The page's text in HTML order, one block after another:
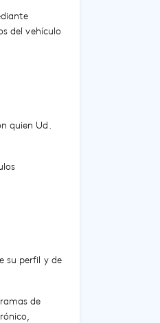
del vehículo
quien Ud.
su perfil y de
de